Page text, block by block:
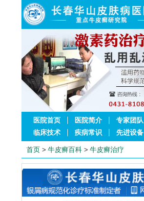
医院首页 医院简介 专家团队
临床技术
疾病常识 先进设备
首页 > 牛皮癣百科 > 牛皮癣治疗